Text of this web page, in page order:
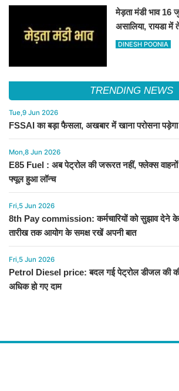
मेड़ता मंडी भाव 16
असालिया, रायडा में
आई गिरावट
DINESH POONIA
TRENDING NEWS
Tue,9 Jun 2026
FSSAI का बड़ा फैसला, अखबार में खाना परोसना पड़ेगा
Mon,8 Jun 2026
E85 Fuel : अब पेट्रोल की जरूरत नहीं, फ्लेक्स
फ्यूल हुआ लॉन्च
Fri,5 Jun 2026
8th Pay commission: कर्मचारियों को सुझाव देने
तारीख तक आयोग के समक्ष रखें अपनी बात
Fri,5 Jun 2026
Petrol Diesel price: बदल गई पेट्रोल डीजल की
अधिक हो गए दाम